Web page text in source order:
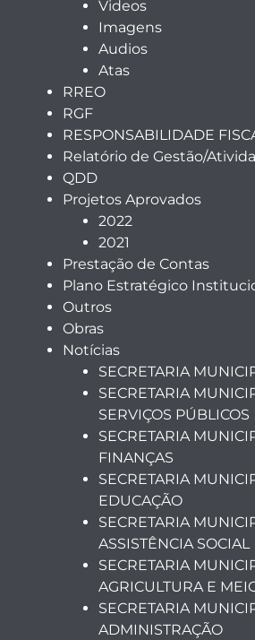
Videos
Imagens
Audios
Atas
RREO
RGF
RESPONSABILIDADE
Relatório de Gestão/
QDD
Projetos Aprovados
2022
2021
Prestação de Contas
Plano Estratégico
Outros
Obras
Notícias
SECRETARIA
SECRETARIA
SERVIÇOS PÚBLICOS
SECRETARIA
FINANÇAS
SECRETARIA
EDUCAÇÃO
SECRETARIA
ASSISTÊNCIA SOCIAL
SECRETARIA
AGRICULTURA E
SECRETARIA
ADMINISTRAÇÃO